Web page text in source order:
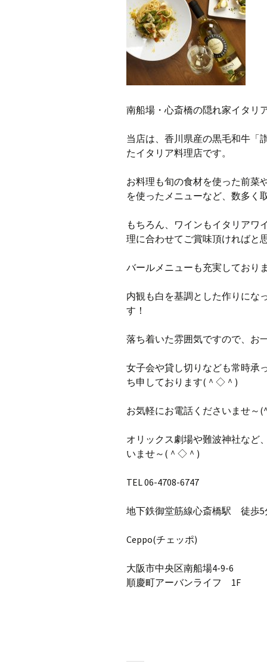
南船場・心斎橋の隠れ家イタリ
当店は、香川県産の黒毛和牛「
たイタリア料理店です。
お料理も旬の食材を使った前菜
を使ったメニューなど、数多く
もちろん、ワインもイタリアワ
理に合わせてご賞味頂ければと
バールメニューも充実しており
内観も白を基調とした作りにな
す！
落ち着いた雰囲気ですので、お
女子会や貸し切りなども常時承
ち申しております(＾◇＾)
お気軽にお電話くださいませ～
オリックス劇場や難波神社など
いませ～(＾◇＾)
TEL 06-4708-6747
地下鉄御堂筋線心斎橋駅 徒歩5
Ceppo(チェッポ)
大阪市中央区南船場4-9-6
順慶町アーバンライフ 1F